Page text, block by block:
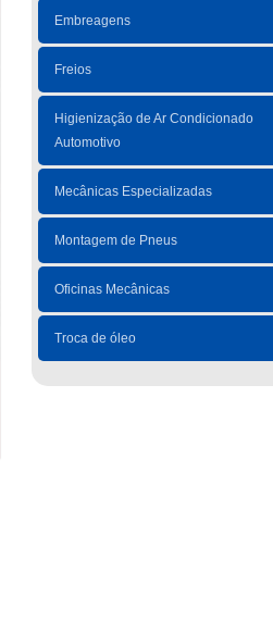
Embreagens
Freios
Higienização de Ar Condicionado
Automotivo
Mecânicas Especializadas
Montagem de Pneus
Oficinas Mecânicas
Troca de óleo